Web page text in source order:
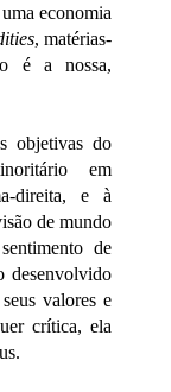
economia
, matérias-
é a nossa,
objetivas do
em
direita, e à
de mundo
de
desenvolvido
valores e
crítica, ela